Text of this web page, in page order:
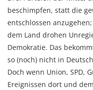
beschimpfen, statt die
entschlossen
dem Land drohen
Demokratie. Das
so (noch) nicht in
Doch wenn Union, SPD,
Ereignissen dort und